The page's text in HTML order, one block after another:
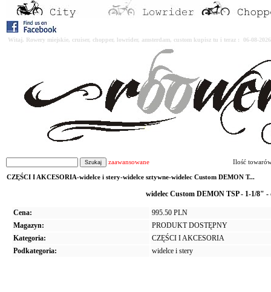
Witaj. Rowery miejskie, cruiser, chopper, lowrider, amsterdam, custom kupisz tu i teraz : 06-08-
zaawansowane Ilość
CZĘŚCI I AKCESORIA-widelce i stery-widelce sztywne-widelec Custom DEMON T...
widelec Custom DEMON TSP - 1-1/8"
Cena:
995.50 PLN
Magazyn:
PRODUKT DOSTĘPNY
Kategoria:
CZĘŚCI I AKCESORIA
Podkategoria:
widelce i stery